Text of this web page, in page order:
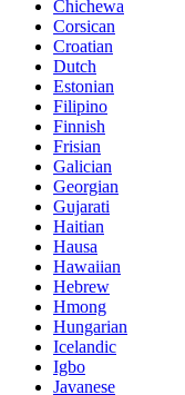
Chichewa
Corsican
Croatian
Dutch
Estonian
Filipino
Finnish
Frisian
Galician
Georgian
Gujarati
Haitian
Hausa
Hawaiian
Hebrew
Hmong
Hungarian
Icelandic
Igbo
Javanese